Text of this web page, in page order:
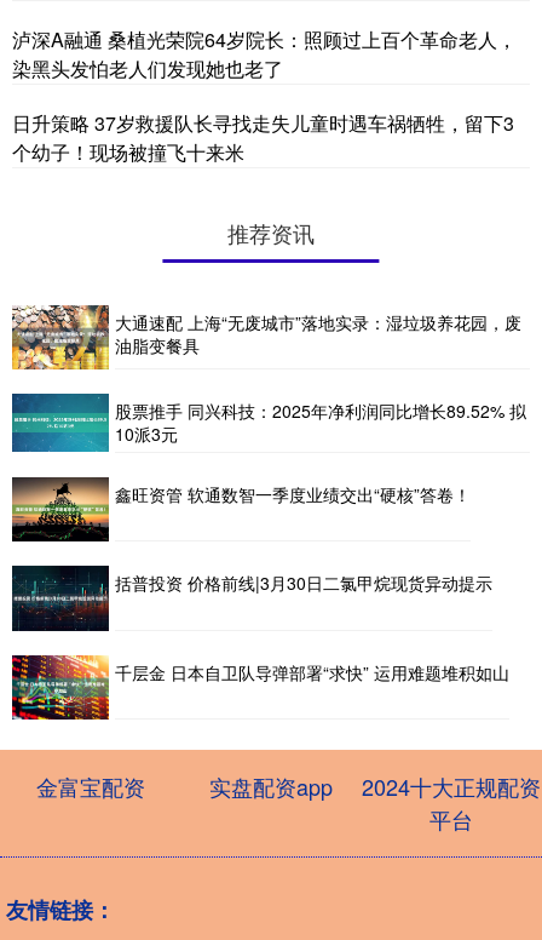
泸深A融通 桑植光荣院64岁院长：照顾过上百个革命老人，
染黑头发怕老人们发现她也老了
日升策略 37岁救援队长寻找走失儿童时遇车祸牺牲，留下3
个幼子！现场被撞飞十来米
推荐资讯
大通速配 上海“无废城市”落地实录：湿垃圾养花园，废
油脂变餐具
股票推手 同兴科技：2025年净利润同比增长89.52% 拟
10派3元
鑫旺资管 软通数智一季度业绩交出“硬核”答卷！
括普投资 价格前线|3月30日二氯甲烷现货异动提示
千层金 日本自卫队导弹部署“求快” 运用难题堆积如山
金富宝配资 实盘配资app
2024十大正规配资
平台
友情链接：